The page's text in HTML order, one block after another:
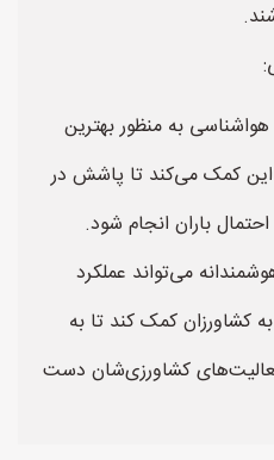
به منظور بهترین
کمک می‌کند تا پاشش در
باران انجام شود.
می‌تواند عملکرد
کشاورزان کمک کند تا به
فعالیت‌های کشاورزی‌شان دست